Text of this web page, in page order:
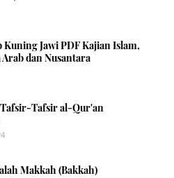
Kuning Jawi PDF Kajian Islam,
dan Nusantara
Tafsir al-Qur'an
Makkah (Bakkah)